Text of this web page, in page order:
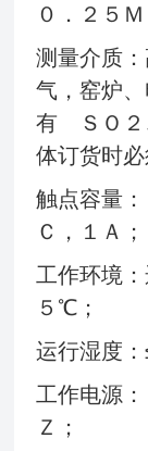
０．２５Ｍ
测量介质
气，窑炉
有 ＳＯ２
体订货时
触点容量
Ｃ，１Ａ
工作环境
５℃；
运行湿度
工作电源
Ｚ；